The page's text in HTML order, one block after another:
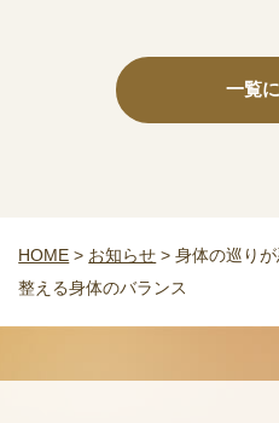
一覧
HOME > お知らせ >身体の巡り
整える身体のバランス